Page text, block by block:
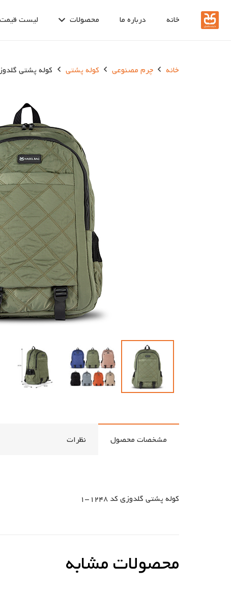
خانه درباره ما محصولات لیست
خانه چرم مصنوعی کوله پشتی کوله پشتی گلدوزی
مشخصات محصول نظرات
کوله پشتی گلدوزی کد 1248-1
محصولات مشابه